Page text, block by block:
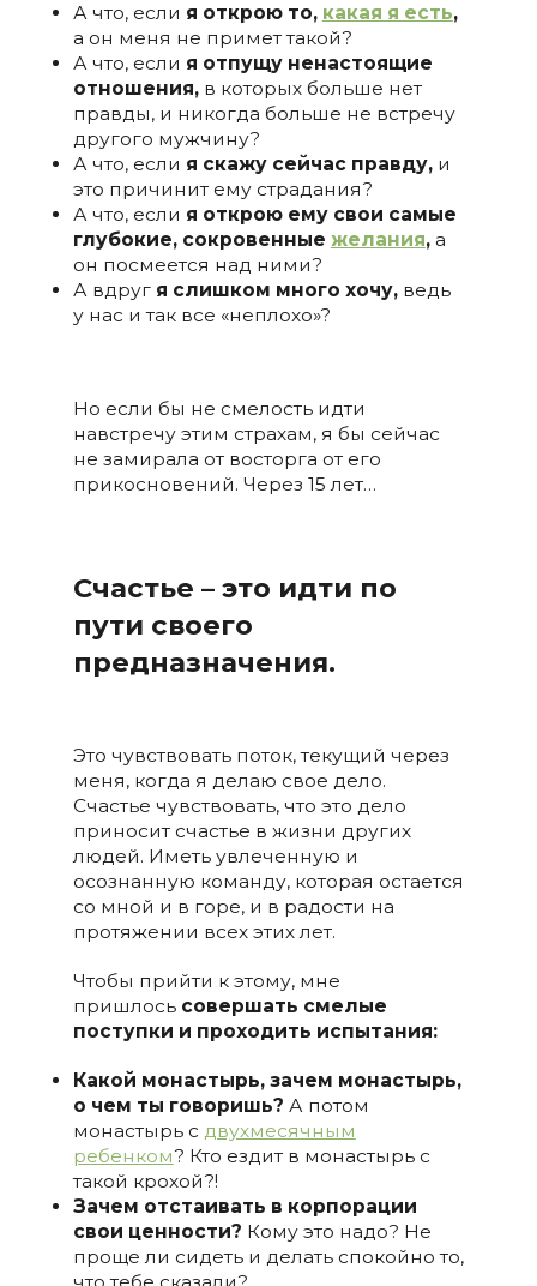
А что, если я открою то, какая я есть,
а он меня не примет такой?
А что, если я отпущу ненастоящие
отношения, в которых больше нет
правды, и никогда больше не встречу
другого мужчину?
А что, если я скажу сейчас правду, и
это причинит ему страдания?
А что, если я открою ему свои самые
глубокие, сокровенные желания, а
он посмеется над ними?
А вдруг я слишком много хочу, ведь
у нас и так все «неплохо»?
Но если бы не смелость идти
навстречу этим страхам, я бы сейчас
не замирала от восторга от его
прикосновений. Через 15 лет…
Счастье – это идти по
пути своего
предназначения.
Это чувствовать поток, текущий через
меня, когда я делаю свое дело.
Счастье чувствовать, что это дело
приносит счастье в жизни других
людей. Иметь увлеченную и
осознанную команду, которая остается
со мной и в горе, и в радости на
протяжении всех этих лет.
Чтобы прийти к этому, мне
пришлось совершать смелые
поступки и проходить испытания:
Какой монастырь, зачем монастырь,
о чем ты говоришь? А потом
монастырь с двухмесячным
ребенком? Кто ездит в монастырь с
такой крохой?!
Зачем отстаивать в корпорации
свои ценности? Кому это надо? Не
проще ли сидеть и делать спокойно то,
что тебе сказали?